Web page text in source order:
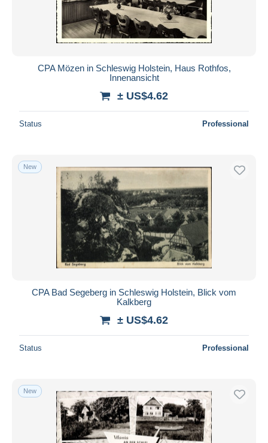
CPA Mözen in Schleswig Holstein, Haus Rothfos,
Innenansicht
± US$4.62
Status Professional
New
CPA Bad Segeberg in Schleswig Holstein, Blick vom
Kalkberg
± US$4.62
Status Professional
New